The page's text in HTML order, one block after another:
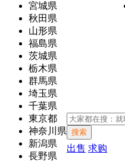
宮城県
秋田県
山形県
福島県
茨城県
栃木県
群馬県
埼玉県
千葉県
東京都
神奈川県
新潟県
長野県
搜索
出售 求购